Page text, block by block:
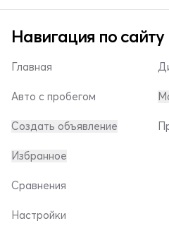
Навигация по сайту
Главная
Авто с пробегом
Создать объявление
Избранное
Сравнения
Настройки